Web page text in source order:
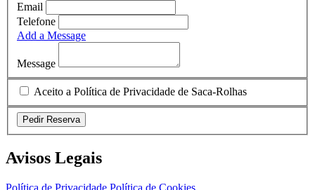
Email
Telefone
Add a Message
Message
Aceito a Política de Privacidade de Saca-Rolhas
Pedir Reserva
Avisos Legais